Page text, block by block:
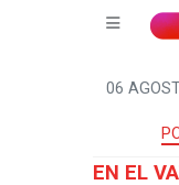
06
EN EL